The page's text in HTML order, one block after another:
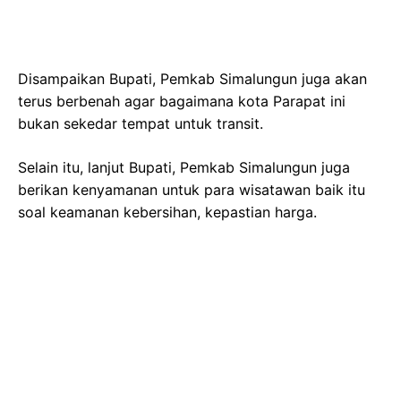
Disampaikan Bupati, Pemkab Simalungun juga akan
terus berbenah agar bagaimana kota Parapat ini
bukan sekedar tempat untuk transit.
Selain itu, lanjut Bupati, Pemkab Simalungun juga
berikan kenyamanan untuk para wisatawan baik itu
soal keamanan kebersihan, kepastian harga.